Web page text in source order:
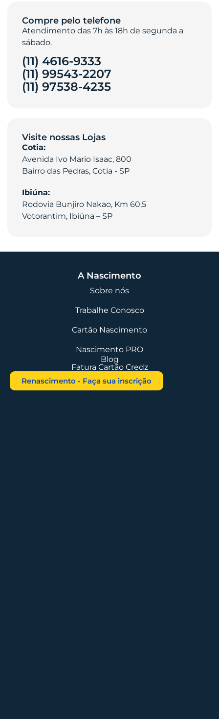
Compre pelo telefone
Atendimento das 7h às 18h de segunda a
sábado.
(11) 4616-9333
(11) 99543-2207
(11) 97538-4235‎
Visite nossas Lojas
Cotia:
Avenida Ivo Mario Isaac, 800
Bairro das Pedras, Cotia - SP
Ibiúna:
Rodovia Bunjiro Nakao, Km 60,5
Votorantim, Ibiúna – SP
A Nascimento
Sobre nós
Trabalhe Conosco
Cartão Nascimento
Nascimento PRO
Blog
Fatura Cartão Credz
Renascimento - Faça sua inscrição